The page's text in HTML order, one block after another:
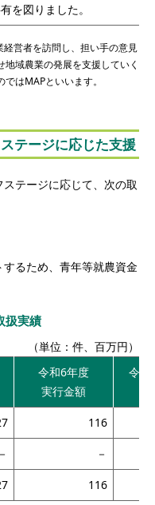
を図りました。
経営者を訪問し、担い手の意見
域農業の発展を支援していく
はMAPといいます。
テージに応じた支援
テージに応じて、次の取
るため、青年等就農資金
扱実績
（単位：件、百万円）
令和6年度
実行金額
令和
116
－ －
116